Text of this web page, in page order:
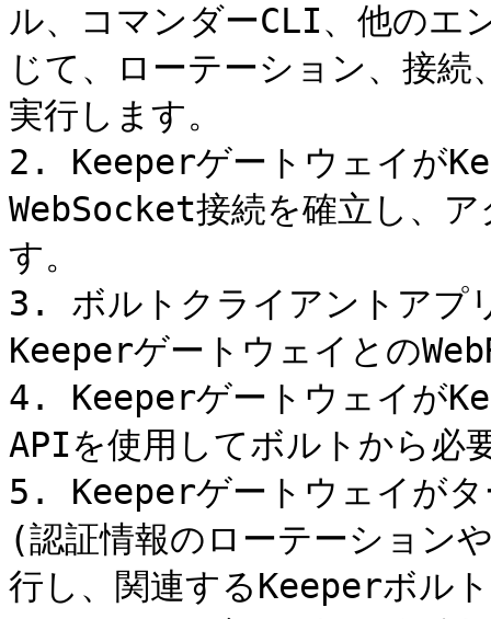
ル、コマンダーCLI、他のエ
じて、ローテーション、接
実行します。
2. Keeperゲートウェイが
WebSocket接続を確立し、
す。
3. ボルトクライアントアプ
Keeperゲートウェイとの
4. Keeperゲートウェイが
APIを使用してボルトから必
5. Keeperゲートウェイがタ
(認証情報のローテーション
行し、関連するKeeperボル